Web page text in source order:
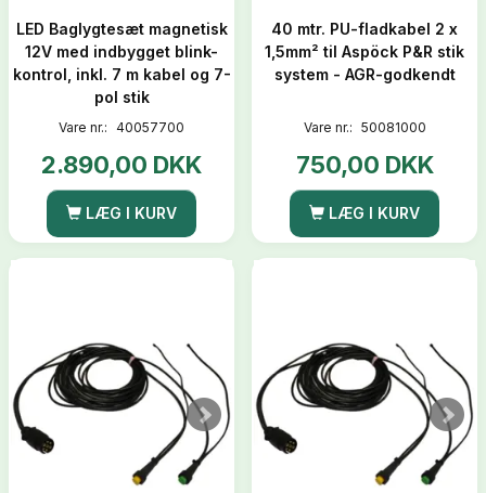
LED Baglygtesæt magnetisk
12V med indbygget blink-
kontrol, inkl. 7 m kabel og 7-
pol stik
Vare nr.: 40057700
2.890,00 DKK
LÆG I KURV
40 mtr. PU-fladkabel 2 x
1,5mm² til Aspöck P&R stik
system - AGR-godkendt
Vare nr.: 50081000
750,00 DKK
LÆG I KURV